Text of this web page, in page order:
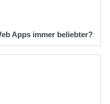
Apps immer beliebter?